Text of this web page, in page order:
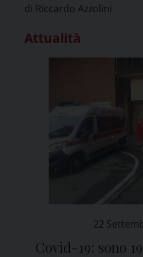
di Riccardo Azzolini
Attualità
22
Covid-19: sono